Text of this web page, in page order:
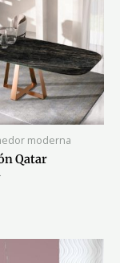
moderna
Qatar